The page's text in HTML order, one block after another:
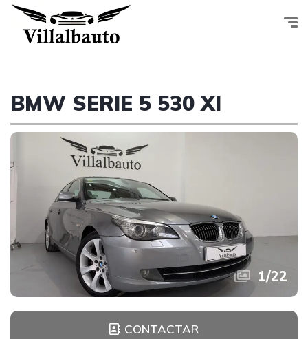
BMW SERIE 5 530 XI
1/22
CONTACTAR